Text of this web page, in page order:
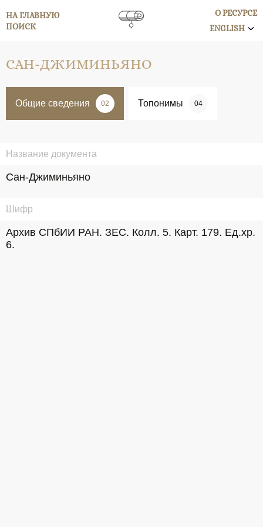
НА ГЛАВНУЮ
ПОИСК
О РЕСУРСЕ
ENGLISH
САН-ДЖИМИНЬЯНО
Общие сведения 02 Топонимы 04
Название документа
Сан-Джиминьяно
Шифр
Архив СПбИИ РАН. ЗЕС. Колл. 5. Карт. 179. Ед.хр.
6.